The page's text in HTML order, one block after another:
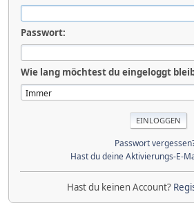
Passwort:
Wie lang möchtest du eingeloggt
Passwort
Hast du deine Aktivierungs-E-
Hast du keinen Account?